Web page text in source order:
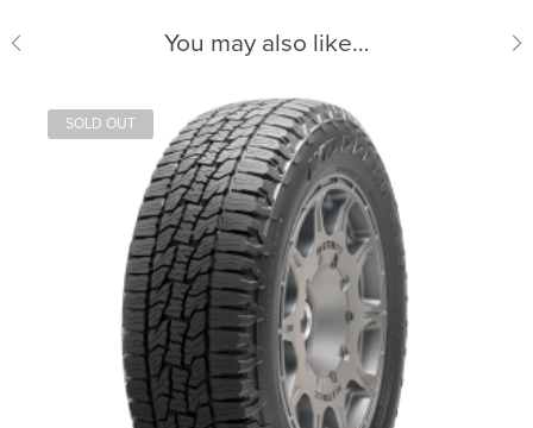
You may also like…
SOLD OUT